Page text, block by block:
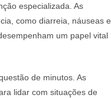
especializada. As
como diarreia, náuseas e
um papel vital
de minutos. As
lidar com situações de